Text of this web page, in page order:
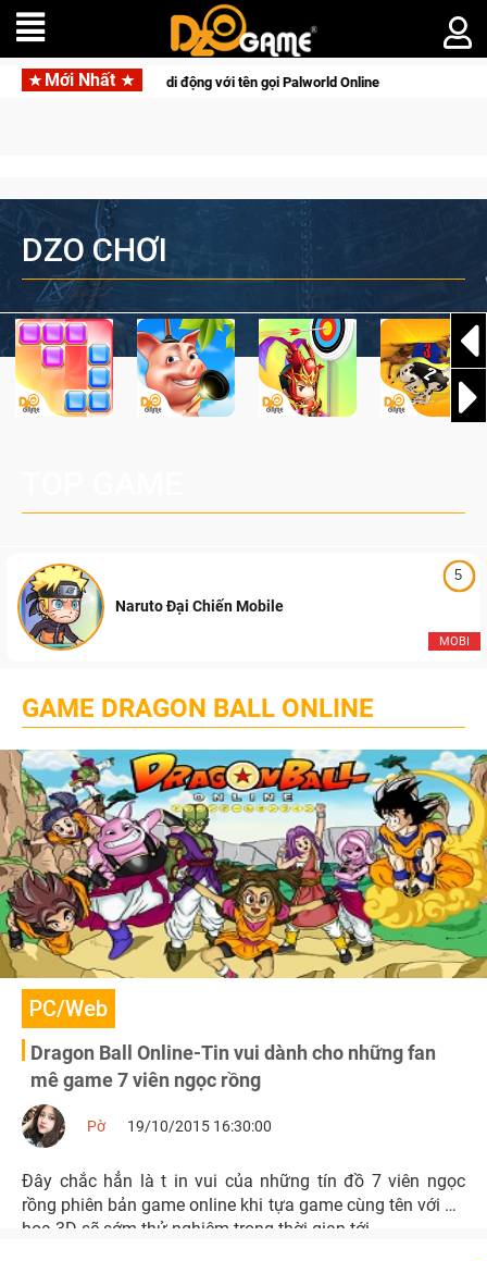
Mới Nhất
sinh tồn lên di động với tên gọi Palworld Online
DZO CHƠI
5
MOBI
Naruto Đại Chiến Mobile
GAME DRAGON BALL ONLINE
PC/Web
Dragon Ball Online-Tin vui dành cho những fan
mê game 7 viên ngọc rồng
Pờ 19/10/2015 16:30:00
Đây chắc hẳn là t in vui của những tín đồ 7 viên ngọc
rồng phiên bản game online khi tựa game cùng tên với đồ
họa 3D sẽ sớm thử nghiệm trong thời gian tới.